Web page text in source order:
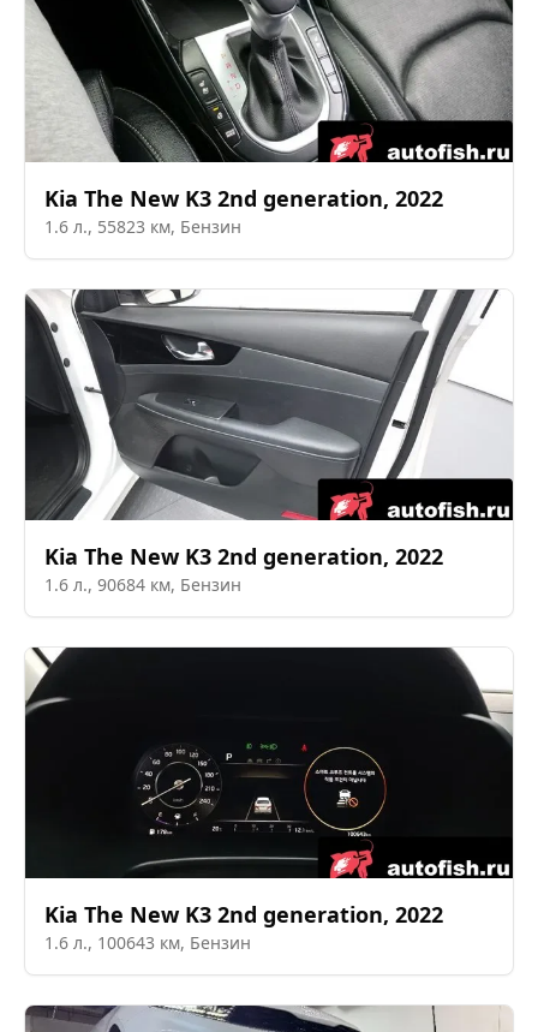
Kia The New K3 2nd generation, 2022
1.6 л., 55823 км, Бензин
Kia The New K3 2nd generation, 2022
1.6 л., 90684 км, Бензин
Kia The New K3 2nd generation, 2022
1.6 л., 100643 км, Бензин